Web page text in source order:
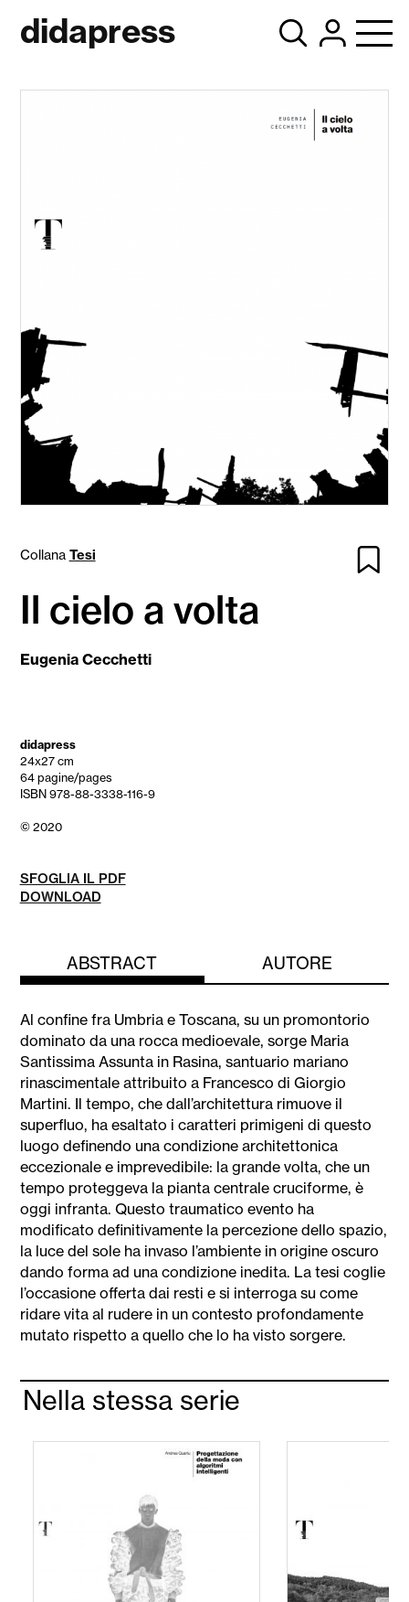
didapress
Collana Tesi
Il cielo a volta
Eugenia Cecchetti
didapress
24x27 cm
64 pagine/pages
ISBN 978-88-3338-116-9
© 2020
SFOGLIA IL PDF
DOWNLOAD
ABSTRACT AUTORE
Al confine fra Umbria e Toscana, su un promontorio
dominato da una rocca medioevale, sorge Maria
Santissima Assunta in Rasina, santuario mariano
rinascimentale attribuito a Francesco di Giorgio
Martini. Il tempo, che dall’architettura rimuove il
superfluo, ha esaltato i caratteri primigeni di questo
luogo definendo una condizione architettonica
eccezionale e imprevedibile: la grande volta, che un
tempo proteggeva la pianta centrale cruciforme, è
oggi infranta. Questo traumatico evento ha
modificato definitivamente la percezione dello spazio,
la luce del sole ha invaso l’ambiente in origine oscuro
dando forma ad una condizione inedita. La tesi coglie
l’occasione offerta dai resti e si interroga su come
ridare vita al rudere in un contesto profondamente
mutato rispetto a quello che lo ha visto sorgere.
Nella stessa serie